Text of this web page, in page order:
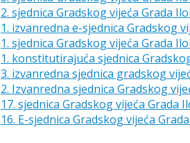
2. sjednica Gradskog vijeća Grada
1. izvanredna e-sjednica Gradskog
1. sjednica Gradskog vijeća Grada
1. konstitutirajuća sjednica
3. izvanredna sjednica gradskog
2. Izvanredna sjednica Gradskog
17. sjednica Gradskog vijeća Grada
16. E-sjednica Gradskog vijeća